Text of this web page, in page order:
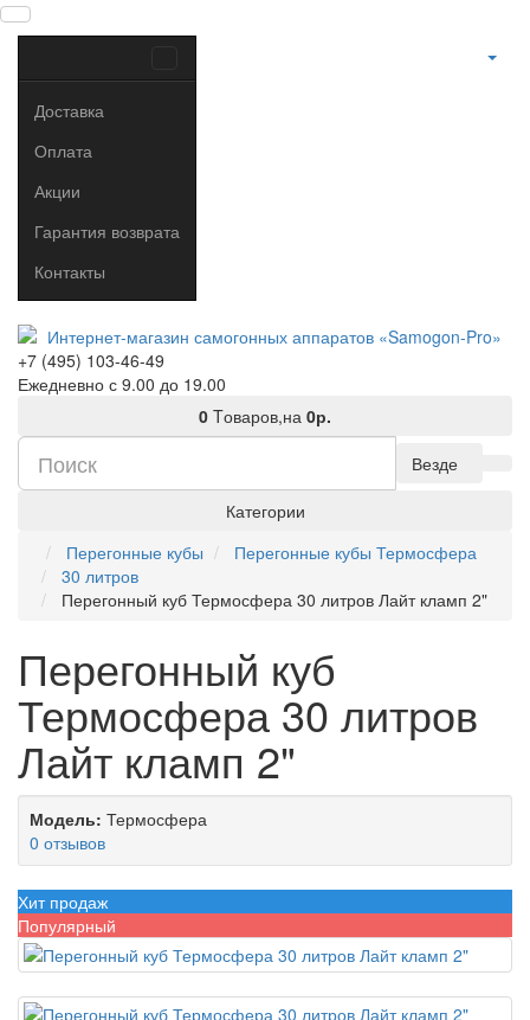
Доставка
Оплата
Акции
Гарантия возврата
Контакты
+7 (495) 103-46-49
Ежедневно с 9.00 до 19.00
0 Tоваров,на 0р.
Везде
Категории
Перегонные кубы
Перегонные кубы Термосфера
30 литров
Перегонный куб Термосфера 30 литров Лайт кламп 2"
Перегонный куб
Термосфера 30 литров
Лайт кламп 2"
Модель: Термосфера
0 отзывов
Хит продаж
Популярный